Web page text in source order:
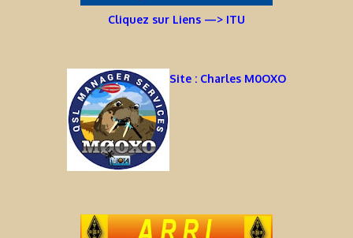
Cliquez sur Liens —> ITU
Site : Charles M0OXO